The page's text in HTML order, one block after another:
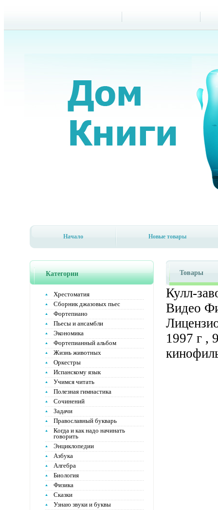
Начало Новые товары
Категории
Хрестоматия
Сборник джазовых пьес
Фортепиано
Пьесы и ансамбли
Экономика
Фортепианный альбом
Жизнь животных
Оркестры
Испанскому язык
Учимся читать
Полезная гимнастика
Сочинений
Задачи
Православный букварь
Когда и как надо начинать
говорить
Энциклопедии
Азбука
Алгебра
Биология
Физика
Сказки
Узнаю звуки и буквы
Товары
Кулл-
Видео
1997 г ,